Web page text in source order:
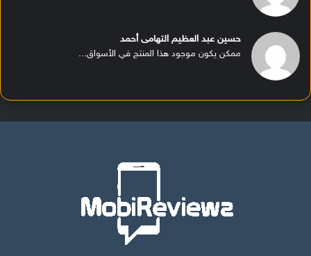
حسين عبد العظيم التهامى أحمد
ممكن يكون موجود هذا المنتج في الأسواق...